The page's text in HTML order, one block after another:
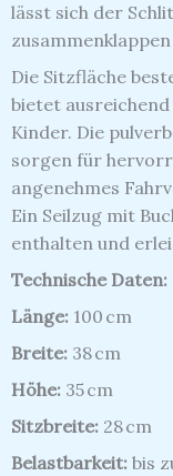
lässt sich der
Die Sitzfläche
bietet
Kinder. Die
sorgen für
angenehmes
Ein Seilzug mit
enthalten und
Technische Daten:
Länge: 100 cm
Breite: 38 cm
Höhe: 35 cm
Sitzbreite: 28 cm
Belastbarkeit: bis